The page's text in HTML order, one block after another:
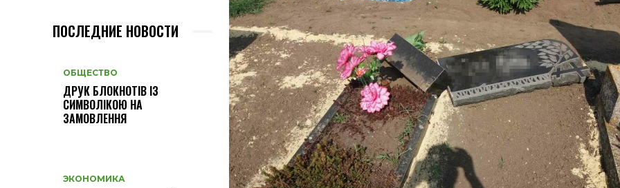
ПОСЛЕДНИЕ НОВОСТИ
ОБЩЕСТВО
ДРУК БЛОКНОТІВ ІЗ
СИМВОЛІКОЮ НА
ЗАМОВЛЕННЯ
ЭКОНОМИКА